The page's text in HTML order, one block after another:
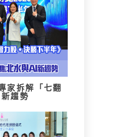
家拆解「七翻
趨勢